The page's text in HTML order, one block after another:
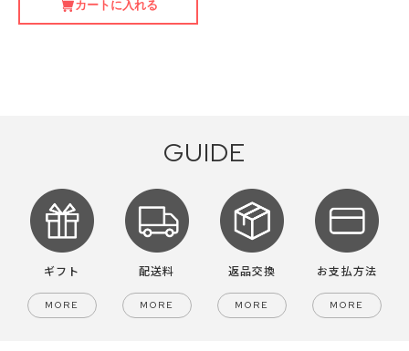
カートに入れる
GUIDE
ギフト
MORE
配送料
MORE
返品交換
MORE
お支払方法
MORE